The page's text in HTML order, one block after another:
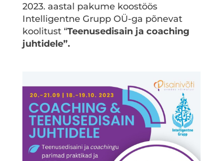
2023. aastal pakume koostöös
Intelligentne Grupp OÜ-ga põnevat
koolitust “Teenusedisain ja coaching
juhtidele”.